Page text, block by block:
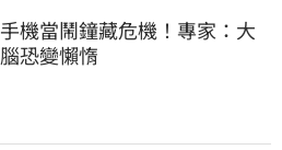
手機當鬧鐘藏危機！專家：大
腦恐變懶惰